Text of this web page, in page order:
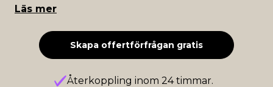
Läs mer
Skapa offertförfrågan gratis
Återkoppling inom 24 timmar.